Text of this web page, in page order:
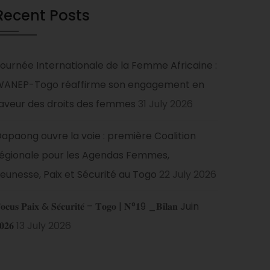
Posts
Internationale de la Femme Africaine :
Togo réaffirme son engagement en
des droits des femmes 31 July 2026
ouvre la voie : première Coalition
pour les Agendas Femmes,
Paix et Sécurité au Togo 22 July 2026
𝐏𝐚𝐢𝐱 & 𝐒𝐞́𝐜𝐮𝐫𝐢𝐭𝐞́ – 𝐓𝐨𝐠𝐨 | 𝐍°𝟏9 _𝐁𝐢𝐥𝐚𝐧 Juin
13 July 2026